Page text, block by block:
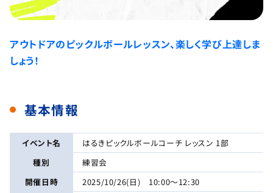
アウトドアのピックルボールレッスン、楽しく学び上達しま
しょう！
基本情報
イベント名
はるきピックルボールコーチ レッスン 1部
種別
練習会
開催日時
2025/10/26(日) 10:00～12:30